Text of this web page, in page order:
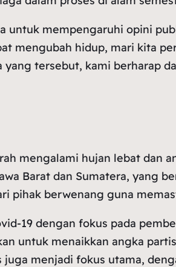
mempengaruhi opini
mengubah hidup, mari kita
tersebut, kami berharap
mengalami hujan lebat dan
Barat dan Sumatera, yang
pihak berwenang guna
19 dengan fokus pada
untuk menaikkan angka
menjadi fokus utama,